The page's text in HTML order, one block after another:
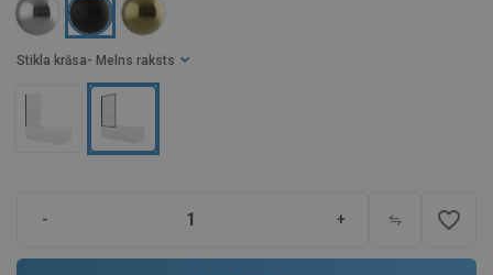
Stikla krāsa - Melns raksts
- + favorite_border